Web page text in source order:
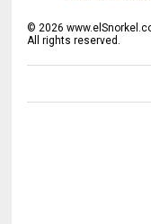
© 2026
All rights reserved.